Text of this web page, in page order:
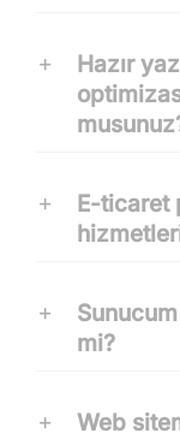
Hazır
E-ticaret
mi?
Web